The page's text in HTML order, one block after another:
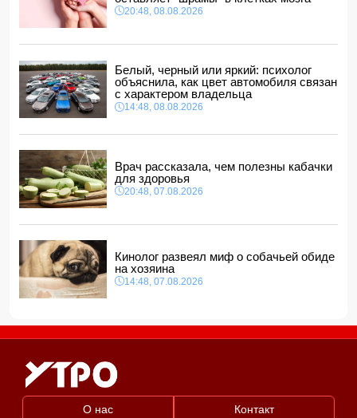
14:04, 08.08.2026
Прогноз погоды в Азербайджане на 9 августа
14:00, 08.08.2026
Никол Пашинян позвонил Ильхаму Алиеву
12:48, 08.08.2026
СМИ: США ищут на Кубе фигуру для повторения
"венесуэльского сценария"
20:48, 08.08.2026
Белый, черный или яркий: психолог
объяснила, как цвет автомобиля связан
с характером владельца
14:48, 08.08.2026
Врач рассказала, чем полезны кабачки
для здоровья
20:48, 07.08.2026
Кинолог развеял миф о собачьей обиде
на хозяина
14:48, 07.08.2026
О нас Контакт